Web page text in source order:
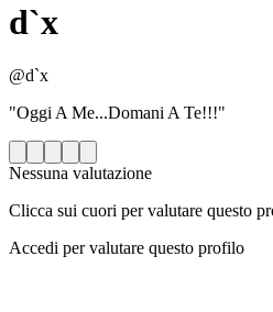
d`x
@d`x
"Oggi A Me...Domani A Te!!!"
Nessuna valutazione
Clicca sui cuori per valutare questo
Accedi per valutare questo profilo